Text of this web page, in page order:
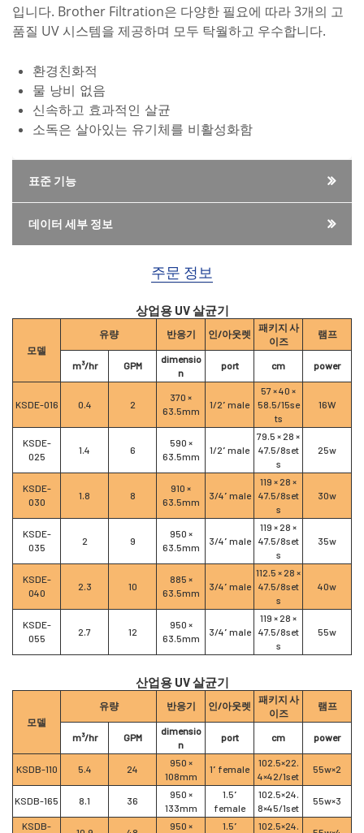
입니다. Brother Filtration은 다양한 필요에 따라 3개의 고
품질 UV 시스템을 제공하며 모두 탁월하고 우수합니다.
환경친화적
물 낭비 없음
신속하고 효과적인 살균
소독은 살아있는 유기체를 비활성화함
표준 기능
데이터 세부 정보
주문 정보
상업용 UV 살균기
모델
유량 반응기 인/아웃렛
패키지 사
이즈
램프
m³/hr GPM
dimensio
n
port cm power
KSDE-016 0.4 2
370 ×
63.5mm
1/2” male
57 × 40 ×
58.5/15se
ts
16W
KSDE-
025
1.4 6
590 ×
63.5mm
1/2” male
79.5 × 28 ×
47.5/8set
s
25w
KSDE-
030
1.8 8
910 ×
63.5mm
3/4” male
119 × 28 ×
47.5/8set
s
30w
KSDE-
035
2 9
950 ×
63.5mm
3/4” male
119 × 28 ×
47.5/8set
s
35w
KSDE-
040
2.3 10
885 ×
63.5mm
3/4” male
112.5 × 28 ×
47.5/8set
s
40w
KSDE-
055
2.7 12
950 ×
63.5mm
3/4” male
119 × 28 ×
47.5/8set
s
55w
산업용 UV 살균기
모델
유량 반응기 인/아웃렛
패키지 사
이즈
램프
m³/hr GPM
dimensio
n
port cm power
KSDB-110 5.4 24
950 ×
108mm
1” female
102.5×22.
4×42/1set
55w×2
KSDB-165 8.1 36
950 ×
133mm
1.5”
female
102.5×24.
8×45/1set
55w×3
KSDB-
950 ×
1.5”
102.5×24.